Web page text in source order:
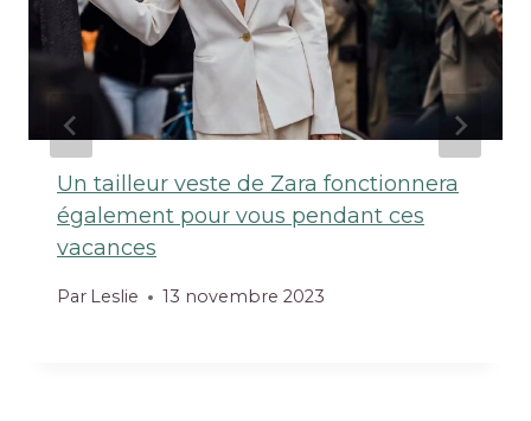
Un tailleur veste de Zara fonctionnera
également pour vous pendant ces
vacances
Par Leslie 13 novembre 2023